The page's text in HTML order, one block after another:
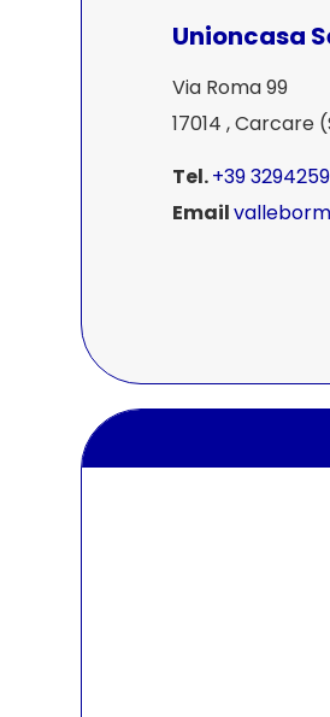
Unioncasa
Via Roma 99
17014 , Carcare
Tel.+39
Email